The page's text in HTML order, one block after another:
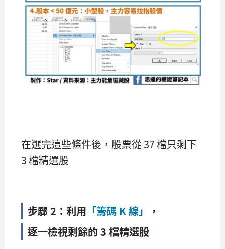
在選完這些條件後，股票從 37 檔只剩下
3 檔精選股
步驟 2：利用 「籌碼 K 線」
，
逐一檢視剩餘的 3 檔精選股